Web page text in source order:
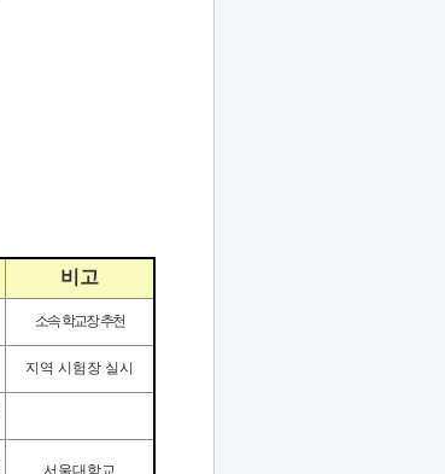
비고
소속 학교장 추천
지역 시험장 실시
서울대학교